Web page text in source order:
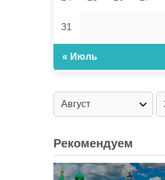
31
« Июль
Рекомендуем